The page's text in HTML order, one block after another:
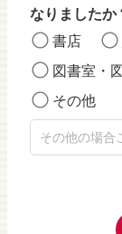
なりましたか
書店
図書室・
その他